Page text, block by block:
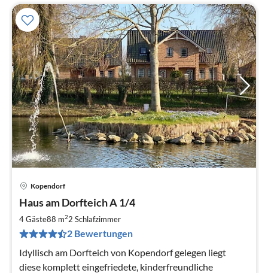
Kopendorf
Haus am Dorfteich A 1/4
4 Gäste88 m22 Schlafzimmer
2 Bewertungen
Idyllisch am Dorfteich von Kopendorf gelegen liegt
diese komplett eingefriedete, kinderfreundliche